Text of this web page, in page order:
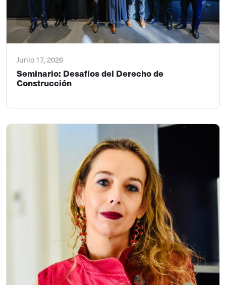
Junio 17, 2026
Seminario: Desafíos del Derecho de
Construcción